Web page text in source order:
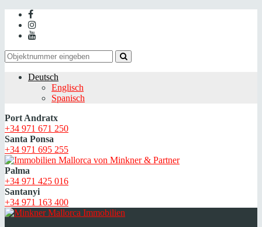
Deutsch
Englisch
Spanisch
Port Andratx
+34 971 671 250
Santa Ponsa
+34 971 695 255
Palma
+34 971 425 016
Santanyi
+34 971 163 400